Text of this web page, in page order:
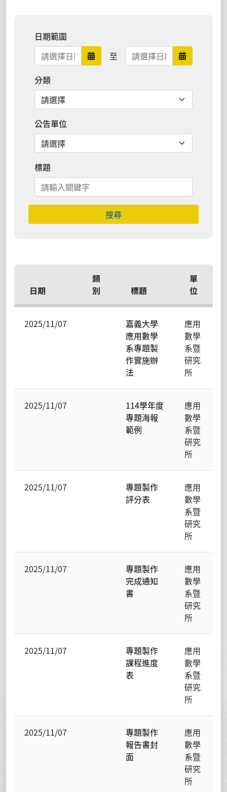
日期範圍
日期範圍開始
至 日期範圍結束 日期範圍
分類
公告單位
標題
搜尋
日期
類
別
標題
單
位
2025/11/07
嘉義大學
應用數學
系專題製
作實施辦
法
應用
數學
系暨
研究
所
2025/11/07
114學年度
專題海報
範例
應用
數學
系暨
研究
所
2025/11/07
專題製作
評分表
應用
數學
系暨
研究
所
2025/11/07
專題製作
完成通知
書
應用
數學
系暨
研究
所
2025/11/07
專題製作
課程進度
表
應用
數學
系暨
研究
所
2025/11/07
專題製作
報告書封
面
應用
數學
系暨
研究
所